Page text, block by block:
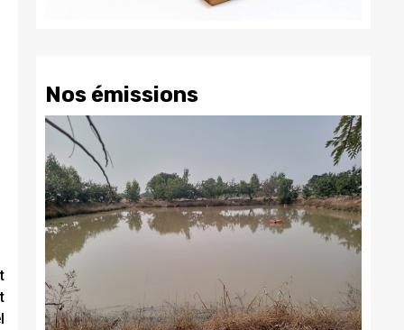
Nos émissions